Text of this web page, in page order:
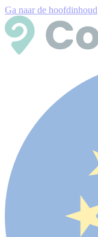
Ga naar de hoofdinhoud